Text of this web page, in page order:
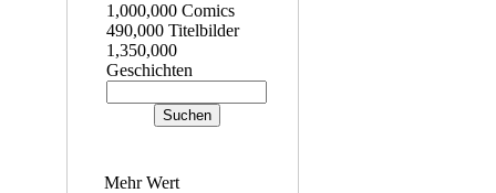
1,000,000 Comics
490,000 Titelbilder
1,350,000
Geschichten
Mehr Wert